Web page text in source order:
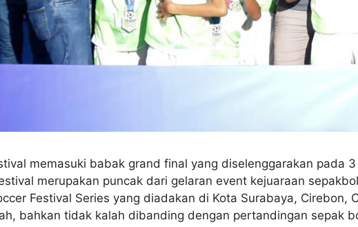
memasuki babak grand final yang diselenggarakan pada
merupakan puncak dari gelaran event kejuaraan
Festival Series yang diadakan di Kota Surabaya, Cirebon,
bahkan tidak kalah dibanding dengan pertandingan sepak